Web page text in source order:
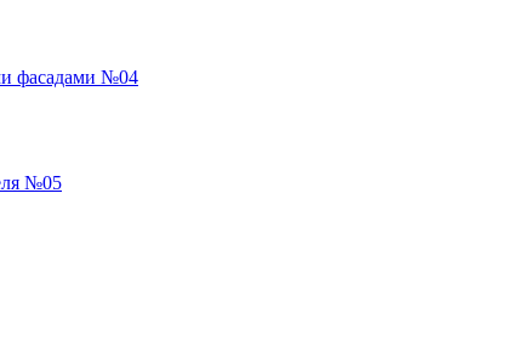
фасадами №04
№05